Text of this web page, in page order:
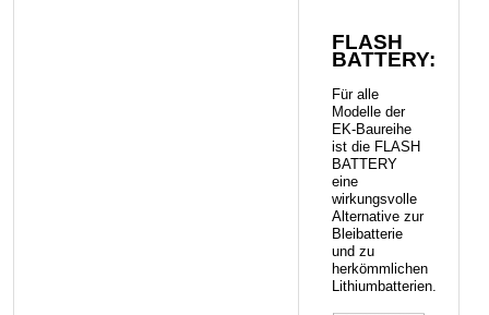
FLASH
BATTERY:
Für alle
Modelle der
EK-Baureihe
ist die FLASH
BATTERY
eine
wirkungsvolle
Alternative zur
Bleibatterie
und zu
herkömmlichen
Lithiumbatterien.